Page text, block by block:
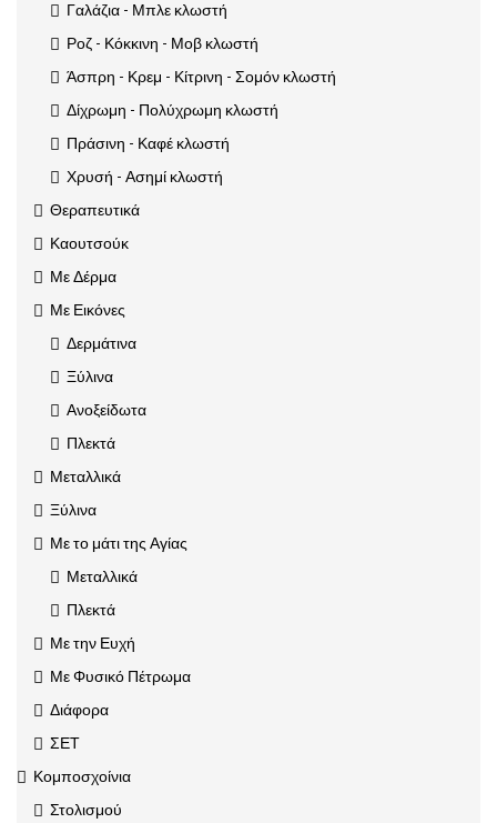
Γαλάζια - Μπλε κλωστή
Ροζ - Κόκκινη - Μοβ κλωστή
Άσπρη - Κρεμ - Κίτρινη - Σομόν κλωστή
Δίχρωμη - Πολύχρωμη κλωστή
Πράσινη - Καφέ κλωστή
Χρυσή - Ασημί κλωστή
Θεραπευτικά
Καουτσούκ
Με Δέρμα
Με Εικόνες
Δερμάτινα
Ξύλινα
Ανοξείδωτα
Πλεκτά
Μεταλλικά
Ξύλινα
Με το μάτι της Αγίας
Μεταλλικά
Πλεκτά
Με την Ευχή
Με Φυσικό Πέτρωμα
Διάφορα
ΣΕΤ
Κομποσχοίνια
Στολισμού